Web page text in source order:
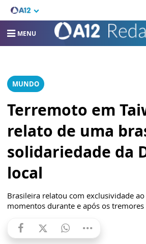
MENU
MUNDO
Terremoto em
relato de uma
solidariedade da
local
Brasileira relatou com exclusividade
momentos durante e após os tremores